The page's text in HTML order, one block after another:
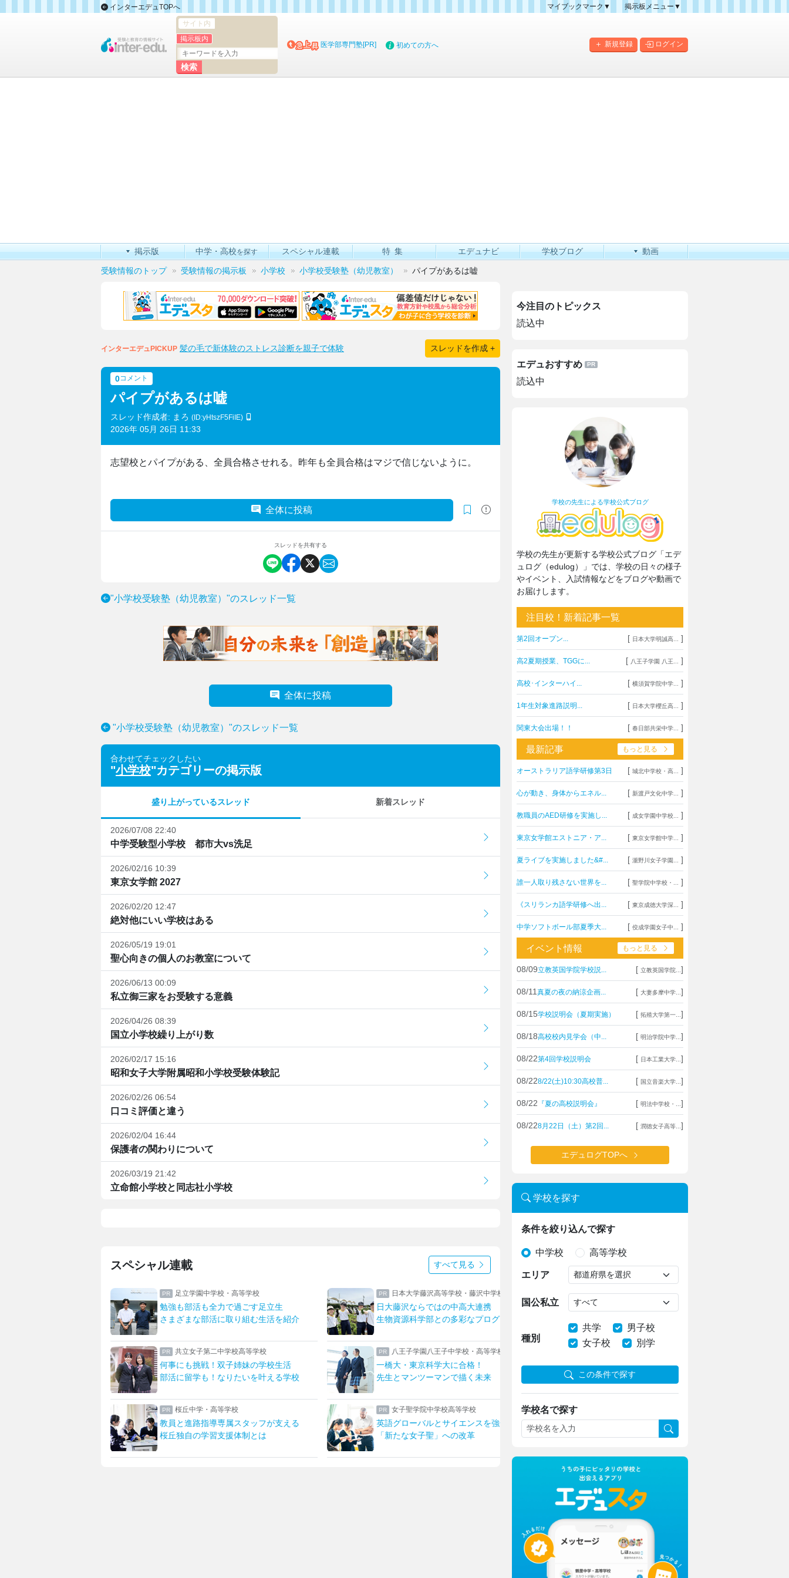
インターエデュTOPへ
マイブックマーク▼
掲示板メニュー▼
掲示板マップ
新規登録 ログイン
サイト内
掲示板内
医学部専門塾[PR] 初めての方へ
掲示版 中学・高校を探す スペシャル連載 特集 エデュナビ 学校ブログ 動画
受験情報のトップ 受験情報の掲示板 小学校 小学校受験塾（幼児教室） パイプがあるは嘘
インターエデュPICKUP 髪の毛で新体験のストレス診断を親子で体験 スレッドを作成 +
0コメント
パイプがあるは嘘
スレッド作成者: まろ (ID:yHtszF5FiIE)
2026年 05月 26日 11:33
志望校とパイプがある、全員合格させれる。昨年も全員合格はマジで信じないように。
全体に投稿
スレッドを共有する
"小学校受験塾（幼児教室）"のスレッド一覧
全体に投稿
"小学校受験塾（幼児教室）"のスレッド一覧
合わせてチェックしたい
"小学校"カテゴリーの掲示版
盛り上がっているスレッド 新着スレッド
2026/07/08 22:40
中学受験型小学校 都市大vs洗足
2026/02/16 10:39
東京女学館 2027
2026/02/20 12:47
絶対他にいい学校はある
2026/05/19 19:01
聖心向きの個人のお教室について
2026/06/13 00:09
私立御三家をお受験する意義
2026/04/26 08:39
国立小学校繰り上がり数
2026/02/17 15:16
昭和女子大学附属昭和小学校受験体験記
2026/02/26 06:54
口コミ評価と違う
2026/02/04 16:44
保護者の関わりについて
2026/03/19 21:42
立命館小学校と同志社小学校
スペシャル連載 すべて見る
足立学園中学校・高等学校
勉強も部活も全力で過ごす足立生
さまざまな部活に取り組む生活を紹介
共立女子第二中学校高等学校
何事にも挑戦！双子姉妹の学校生活
部活に留学も！なりたいを叶える学校
桜丘中学・高等学校
教員と進路指導専属スタッフが支える
桜丘独自の学習支援体制とは
日本大学藤沢高等学校・藤沢中学校
日大藤沢ならではの中高大連携
生物資源科学部との多彩なプログラム
八王子学園八王子中学校・高等学校
一橋大・東京科学大に合格！
先生とマンツーマンで描く未来
女子聖学院中学校高等学校
英語グローバルとサイエンスを強化！
「新たな女子聖」への改革
上野学園中学校・高等学校
ハープやフルート！ひとり一つの楽器
新校長に就任！未来の展望について取材
理想を形にデザインと機能性をアップ
生徒たちに託された夏服リニューアル
今注目のトピックス
読込中
エデュおすすめ
読込中
学校の先生による学校公式ブログ
学校の先生が更新する学校公式ブログ「エデ
ュログ（edulog）」では、学校の日々の様子
やイベント、入試情報などをブログや動画で
お届けします。
注目校！新着記事一覧
第2回オープン... [ 日本大学明誠高... ]
高2夏期授業、TGGに... [ 八王子学園 八王... ]
高校･インターハイ... [ 横須賀学院中学... ]
1年生対象進路説明... [ 日本大学櫻丘高... ]
関東大会出場！！ [ 春日部共栄中学... ]
最新記事 もっと見る
オーストラリア語学研修第3日 [ 城北中学校・高... ]
心が動き、身体からエネル... [ 新渡戸文化中学... ]
教職員のAED研修を実施し... [ 成女学園中学校... ]
東京女学館エストニア・ア... [ 東京女学館中学... ]
夏ライブを実施しました&#... [ 瀧野川女子学園... ]
誰一人取り残さない世界を... [ 聖学院中学校・... ]
《スリランカ語学研修へ出... [ 東京成徳大学深... ]
中学ソフトボール部夏季大... [ 佼成学園女子中... ]
イベント情報 もっと見る
08/09立教英国学院学校説... [ 立教英国学院... ]
08/11 真夏の夜の納涼企画... [ 大妻多摩中学... ]
08/15学校説明会（夏期実施） [ 拓殖大学第一... ]
08/18高校校内見学会（中... [ 明治学院中学... ]
08/22第4回学校説明会 [ 日本工業大学... ]
08/228/22(土)10:30高校普... [ 国立音楽大学... ]
08/22 『夏の高校説明会』 [ 明法中学校・... ]
08/228月22日（土）第2回... [ 潤徳女子高等... ]
エデュログTOPへ
学校を探す
条件を絞り込んで探す
中学校 高等学校
エリア
国公私立
種別
共学
男子校
女子校
別学
この条件で探す
学校名で探す